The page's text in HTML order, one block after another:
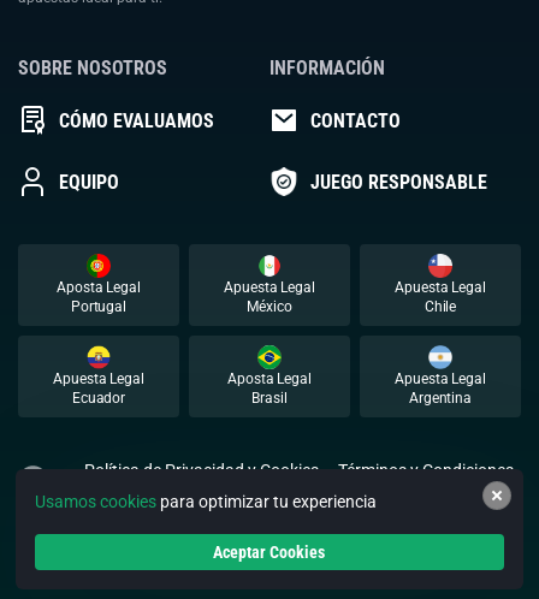
SOBRE NOSOTROS
CÓMO EVALUAMOS
EQUIPO
INFORMACIÓN
CONTACTO
JUEGO RESPONSABLE
Aposta Legal
Portugal
Apuesta Legal
México
Apuesta Legal
Chile
Apuesta Legal
Ecuador
Aposta Legal
Brasil
Apuesta Legal
Argentina
Política de Privacidad y Cookies
Términos y Condiciones
© 2026 Apuestalegal. Todos los derechos reservados.
Usamos cookies para optimizar tu experiencia
Aceptar Cookies